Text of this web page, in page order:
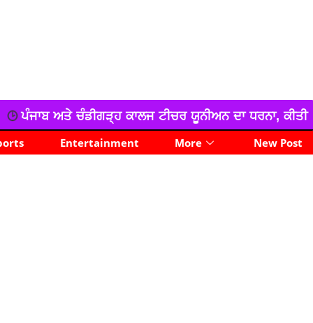
ਟੀਚਰ ਯੂਨੀਅਨ ਦਾ ਧਰਨਾ, ਕੀਤੀ ਨਾਅਰੇਬਾਜ਼ੀ ਨਸ਼ਾ
Entertainment More New Post